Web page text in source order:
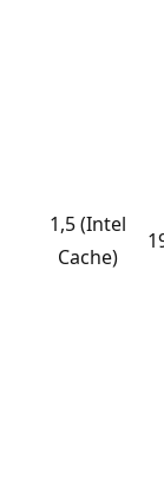
1,5 (Intel
Cache)